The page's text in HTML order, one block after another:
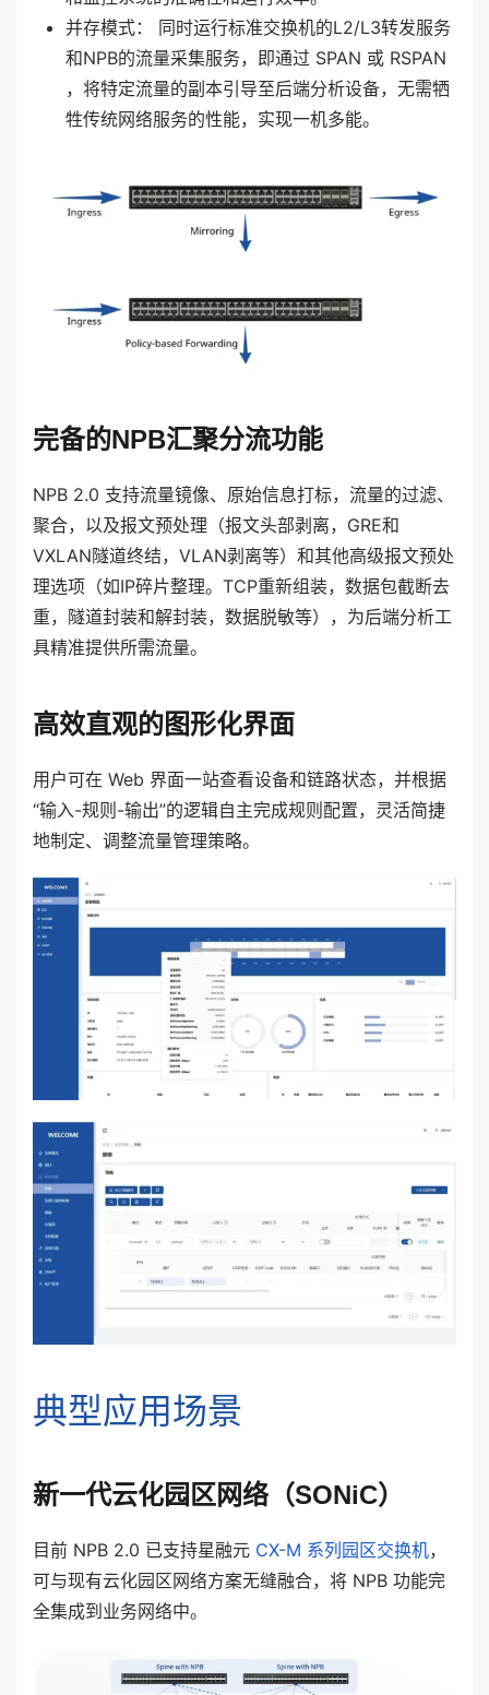
并存模式： 同时运行标准交换机的L2/L3转发服务
和NPB的流量采集服务，即通过 SPAN 或 RSPAN
，将特定流量的副本引导至后端分析设备，无需牺
牲传统网络服务的性能，实现一机多能。
完备的NPB汇聚分流功能
NPB 2.0 支持流量镜像、原始信息打标，流量的过滤、
聚合，以及报文预处理（报文头部剥离，GRE和
VXLAN隧道终结，VLAN剥离等）和其他高级报文预处
理选项（如IP碎片整理。TCP重新组装，数据包截断去
重，隧道封装和解封装，数据脱敏等），为后端分析工
具精准提供所需流量。
高效直观的图形化界面
用户可在 Web 界面一站查看设备和链路状态，并根据
“输入-规则-输出”的逻辑自主完成规则配置，灵活简捷
地制定、调整流量管理策略。
典型应用场景
新一代云化园区网络（SONiC）
目前 NPB 2.0 已支持星融元 CX-M 系列园区交换机，
可与现有云化园区网络方案无缝融合，将 NPB 功能完
全集成到业务网络中。